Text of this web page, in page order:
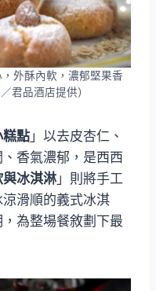
外酥內軟，濃郁堅果香
君品酒店提供）
糕點 」以去皮杏仁、
香氣濃郁，是西西
冰淇淋」則將手工
滑順的義式冰淇
為整場餐敘劃下最